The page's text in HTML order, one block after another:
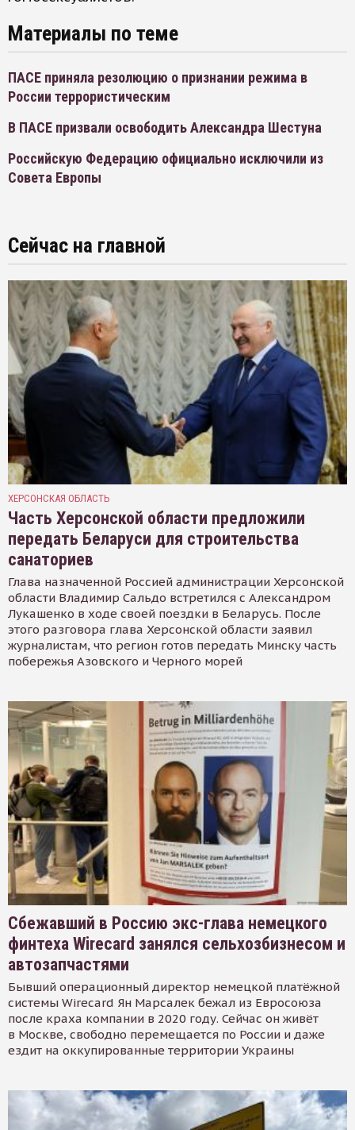
Материалы по теме
ПАСЕ приняла резолюцию о признании режима в
России террористическим
В ПАСЕ призвали освободить Александра Шестуна
Российскую Федерацию официально исключили из
Совета Европы
Сейчас на главной
ХЕРСОНСКАЯ ОБЛАСТЬ
Часть Херсонской области предложили
передать Беларуси для строительства
санаториев
Глава назначенной Россией администрации Херсонской
области Владимир Сальдо встретился с Александром
Лукашенко в ходе своей поездки в Беларусь. После
этого разговора глава Херсонской области заявил
журналистам, что регион готов передать Минску часть
побережья Азовского и Черного морей
Сбежавший в Россию экс-глава немецкого
финтеха Wirecard занялся сельхозбизнесом и
автозапчастями
Бывший операционный директор немецкой платёжной
системы Wirecard Ян Марсалек бежал из Евросоюза
после краха компании в 2020 году. Сейчас он живёт
в Москве, свободно перемещается по России и даже
ездит на оккупированные территории Украины